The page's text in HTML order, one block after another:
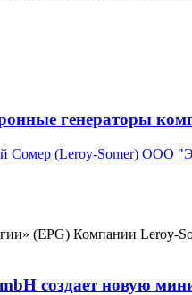
генераторы
Сомер (Leroy-Somer) ООО
(EPG) Компании Leroy-
создает новую